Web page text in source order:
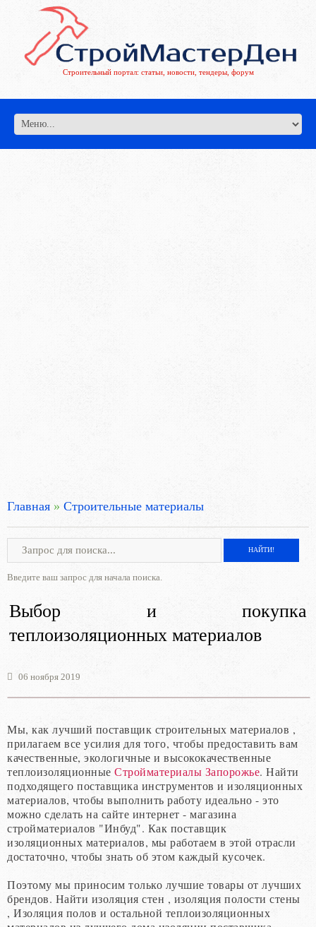
Строительный портал: статьи, новости, тендеры, форум
Главная » Строительные материалы
Введите ваш запрос для начала поиска.
Выбор и покупка
теплоизоляционных материалов
06 ноября 2019
Мы, как лучший поставщик строительных материалов ,
прилагаем все усилия для того, чтобы предоставить вам
качественные, экологичные и высококачественные
теплоизоляционные Стройматериалы Запорожье. Найти
подходящего поставщика инструментов и изоляционных
материалов, чтобы выполнить работу идеально - это
можно сделать на сайте интернет - магазина
стройматериалов "Инбуд". Как поставщик
изоляционных материалов, мы работаем в этой отрасли
достаточно, чтобы знать об этом каждый кусочек.
Поэтому мы приносим только лучшие товары от лучших
брендов. Найти изоляция стен , изоляция полости стены
, Изоляция полов и остальной теплоизоляционных